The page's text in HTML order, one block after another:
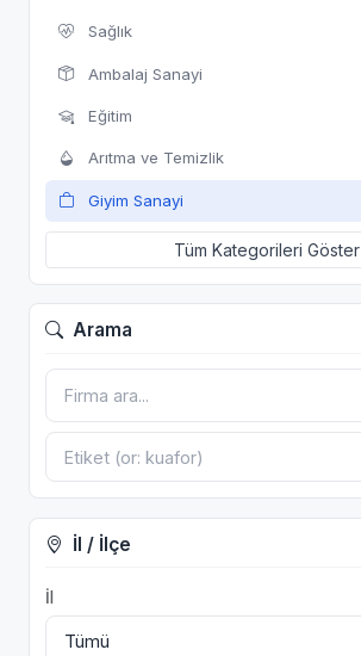
Sağlık
Ambalaj Sanayi
Eğitim
Arıtma ve Temizlik
Giyim Sanayi
Tüm Kategorileri Göster
Arama
İl / İlçe
İl